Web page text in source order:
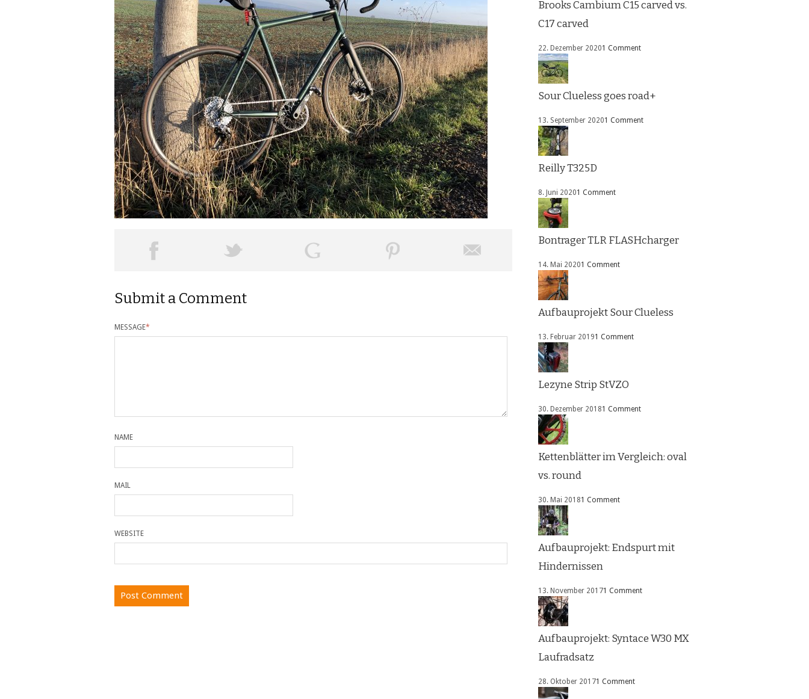
Submit a Comment
MESSAGE*
NAME
MAIL
WEBSITE
Brooks Cambium C15 carved vs.
C17 carved
22. Dezember 20201 Comment
Sour Clueless goes road+
13. September 20201 Comment
Reilly T325D
8. Juni 20201 Comment
Bontrager TLR FLASHcharger
14. Mai 20201 Comment
Aufbauprojekt Sour Clueless
13. Februar 20191 Comment
Lezyne Strip StVZO
30. Dezember 20181 Comment
Kettenblätter im Vergleich: oval
vs. round
30. Mai 20181 Comment
Aufbauprojekt: Endspurt mit
Hindernissen
13. November 20171 Comment
Aufbauprojekt: Syntace W30 MX
Laufradsatz
28. Oktober 20171 Comment